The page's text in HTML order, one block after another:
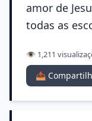
amor de
todas as
👁️ 1,211
📤